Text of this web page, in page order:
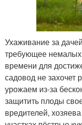
Ухаживание за
требующее немалых
времени для
садовод не захочет
урожаем из-за
защитить плоды
вредителей,